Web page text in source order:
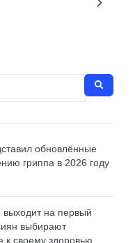
обновлённые
гриппа в 2026 году
на первый
выбирают
к своему здоровью